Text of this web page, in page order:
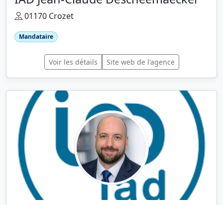
01170 Crozet
Mandataire
Voir les détails Site web de l'agence